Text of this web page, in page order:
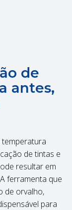
de
antes,
de tintas e
resultar em
A ferramenta que
de orvalho,
para